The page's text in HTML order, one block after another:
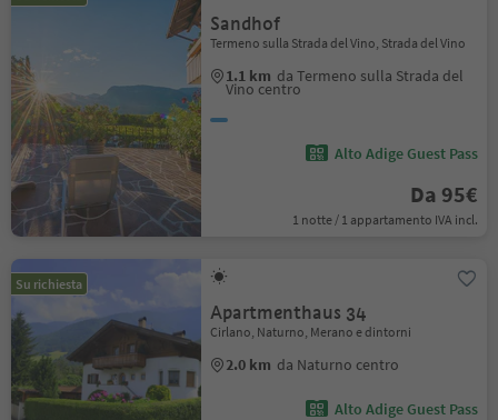
Sandhof
Termeno sulla Strada del Vino, Strada del Vino
1.1 km da Termeno sulla Strada del
Vino centro
Alto Adige Guest Pass
Da 95€
1 notte / 1 appartamento IVA incl.
Su richiesta
Apartmenthaus 34
Cirlano, Naturno, Merano e dintorni
2.0 km da Naturno centro
Alto Adige Guest Pass